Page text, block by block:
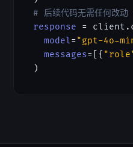
# 后续代码无需任何改
response =
model="gpt-4o-
messages=[{
)